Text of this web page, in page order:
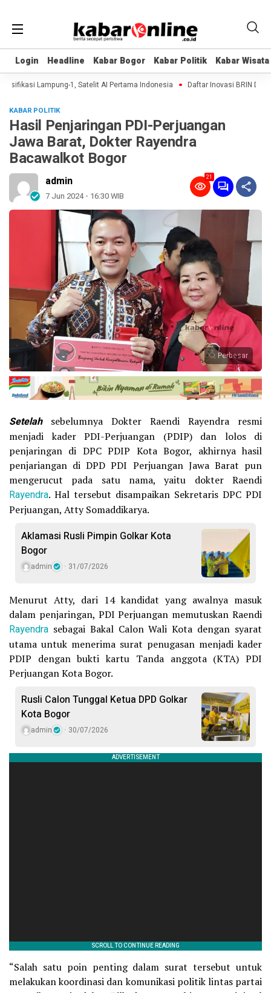
Login Headline Kabar Bogor Kabar Politik Kabar Wisata
Login Headline Kabar Bogor Kabar Politik Kabar Wisata
Lampung-1, Satelit AI Pertama Indonesia Daftar Inovasi BRIN
KABAR POLITIK
Hasil Penjaringan PDI-Perjuangan
Jawa Barat, Dokter Rayendra
Bacawalkot Bogor
admin
7 Jun 2024 - 16:30 WIB
21
Perbesar
Setelahsebelumnya Dokter Raendi Rayendra resmi
menjadi kader PDI-Perjuangan (PDIP) dan lolos di
penjaringan di DPC PDIP Kota Bogor, akhirnya hasil
penjariangan di DPD PDI Perjuangan Jawa Barat pun
mengerucut pada satu nama, yaitu dokter Raendi
Rayendra. Hal tersebut disampaikan Sekretaris DPC PDI
Perjuangan, Atty Somaddikarya.
Aklamasi Rusli Pimpin Golkar Kota
Bogor
admin 31/07/2026
Menurut Atty, dari 14 kandidat yang awalnya masuk
dalam penjaringan, PDI Perjuangan memutuskan Raendi
Rayendra sebagai Bakal Calon Wali Kota dengan syarat
utama untuk menerima surat penugasan menjadi kader
PDIP dengan bukti kartu Tanda anggota (KTA) PDI
Perjuangan Kota Bogor.
Rusli Calon Tunggal Ketua DPD Golkar
Kota Bogor
admin 30/07/2026
“Salah satu poin penting dalam surat tersebut untuk
melakukan koordinasi dan komunikasi politik lintas partai